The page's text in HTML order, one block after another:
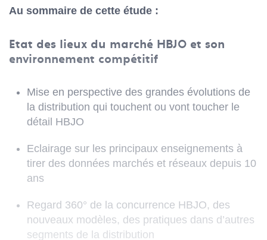
Au sommaire de cette étude :
Etat des lieux du marché HBJO et son
environnement compétitif
Mise en perspective des grandes évolutions de
la distribution qui touchent ou vont toucher le
détail HBJO
Eclairage sur les principaux enseignements à
tirer des données marchés et réseaux depuis 10
ans
Regard 360° de la concurrence HBJO, des
nouveaux modèles, des pratiques dans d’autres
segments de la distribution